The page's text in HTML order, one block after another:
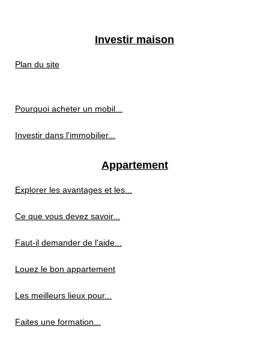
Investir maison
Plan du site
Pourquoi acheter un mobil...
Investir dans l'immobilier...
Appartement
Explorer les avantages et les...
Ce que vous devez savoir...
Faut-il demander de l'aide...
Louez le bon appartement
Les meilleurs lieux pour...
Faites une formation...